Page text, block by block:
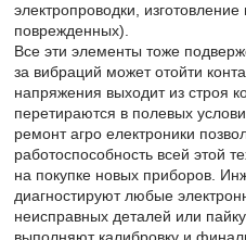
электропроводки,
поврежденных).
Все эти элементы тоже
за вибраций может отойти
напряжения выходит из строя
перетираются в полевых
ремонт агро електроники
работоспособность всей этой
на покупке новых приборов.
диагностируют любые
неисправных деталей или
выполняют калибровку и